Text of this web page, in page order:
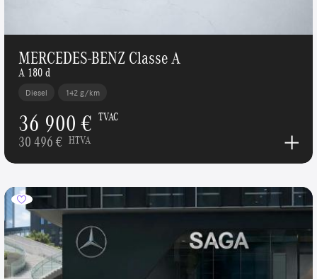
MERCEDES-BENZ Classe A
A 180 d
Diesel 142 g/km
36 900 € TVAC
30 496 € HTVA